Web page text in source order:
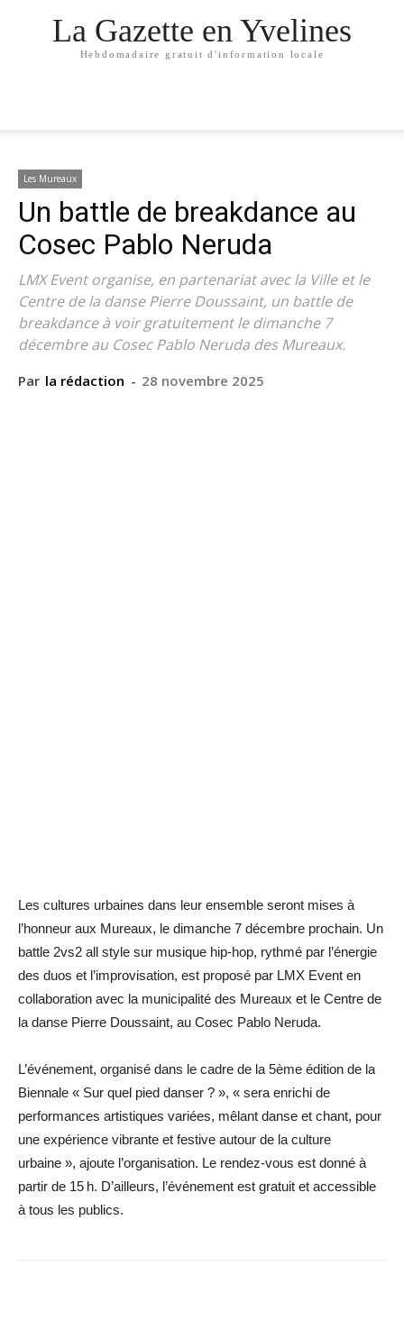
La Gazette en Yvelines
Hebdomadaire gratuit d'information locale
Les Mureaux
Un battle de breakdance au
Cosec Pablo Neruda
LMX Event organise, en partenariat avec la Ville et le
Centre de la danse Pierre Doussaint, un battle de
breakdance à voir gratuitement le dimanche 7
décembre au Cosec Pablo Neruda des Mureaux.
Par la rédaction - 28 novembre 2025
Les cultures urbaines dans leur ensemble seront mises à
l’honneur aux Mureaux, le dimanche 7 décembre prochain. Un
battle 2vs2 all style sur musique hip-hop, rythmé par l’énergie
des duos et l’improvisation, est proposé par LMX Event en
collaboration avec la municipalité des Mureaux et le Centre de
la danse Pierre ­Doussaint, au Cosec Pablo ­Neruda.
L’événement, organisé dans le cadre de la 5ème édition de la
Biennale « Sur quel pied danser ? », « sera enrichi de
performances artistiques variées, mêlant danse et chant, pour
une expérience vibrante et festive autour de la culture
urbaine », ajoute l’organisation. Le rendez-vous est donné à
partir de 15 h. D’ailleurs, l’événement est gratuit et ­accessible
à tous les publics.